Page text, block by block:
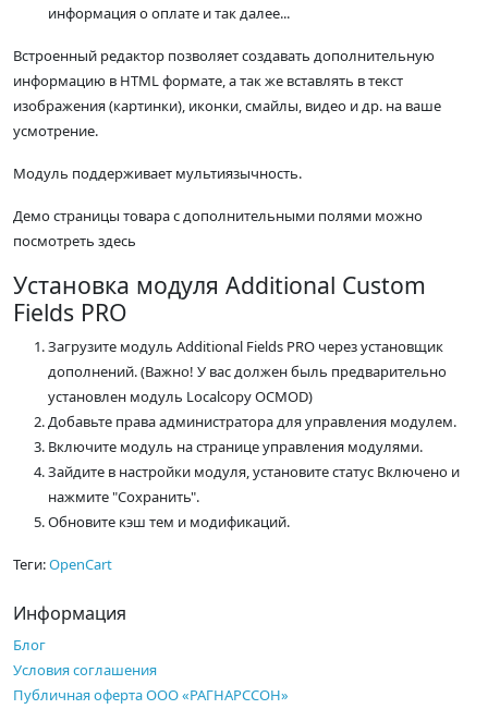
информация о оплате и так далее...
Встроенный редактор позволяет создавать дополнительную
информацию в HTML формате, а так же вставлять в текст
изображения (картинки), иконки, смайлы, видео и др. на ваше
усмотрение.
Модуль поддерживает мультиязычность.
Демо страницы товара с дополнительными полями можно
посмотреть здесь
Установка модуля Additional Custom
Fields PRO
Загрузите модуль Additional Fields PRO через установщик
дополнений. (Важно! У вас должен быль предварительно
установлен модуль Localcopy OCMOD)
Добавьте права администратора для управления модулем.
Включите модуль на странице управления модулями.
Зайдите в настройки модуля, установите статус Включено и
нажмите "Сохранить".
Обновите кэш тем и модификаций.
Теги:OpenCart
Информация
Блог
Условия соглашения
Публичная оферта ООО «РАГНАРССОН»